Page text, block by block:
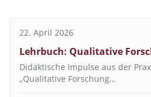
22. April 2026
Lehrbuch: Qualitative
Didaktische Impulse aus der
„Qualitative Forschung…